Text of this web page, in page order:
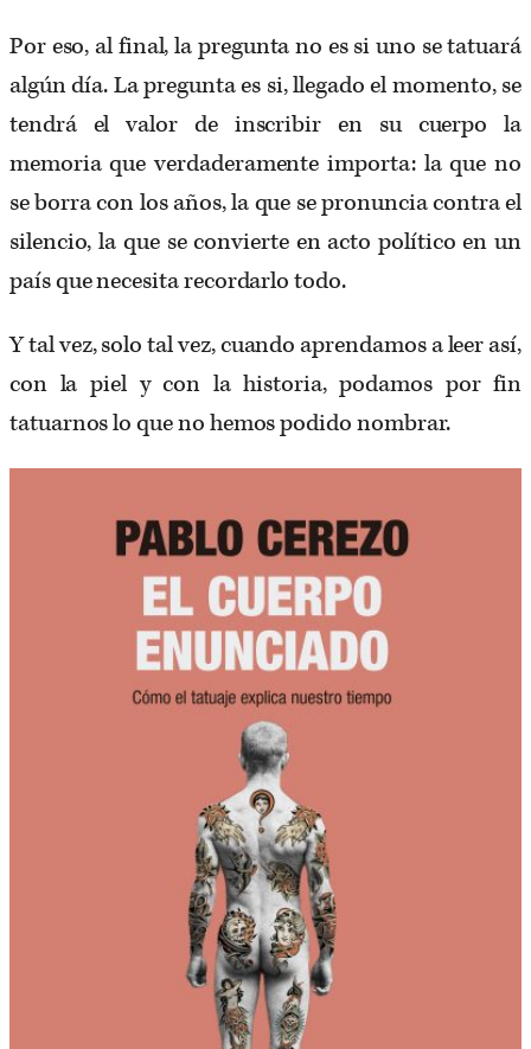
Por eso, al final, la pregunta no es si uno se tatuará
algún día. La pregunta es si, llegado el momento, se
tendrá el valor de inscribir en su cuerpo la
memoria que verdaderamente importa: la que no
se borra con los años, la que se pronuncia contra el
silencio, la que se convierte en acto político en un
país que necesita recordarlo todo.
Y tal vez, solo tal vez, cuando aprendamos a leer así,
con la piel y con la historia, podamos por fin
tatuarnos lo que no hemos podido nombrar.